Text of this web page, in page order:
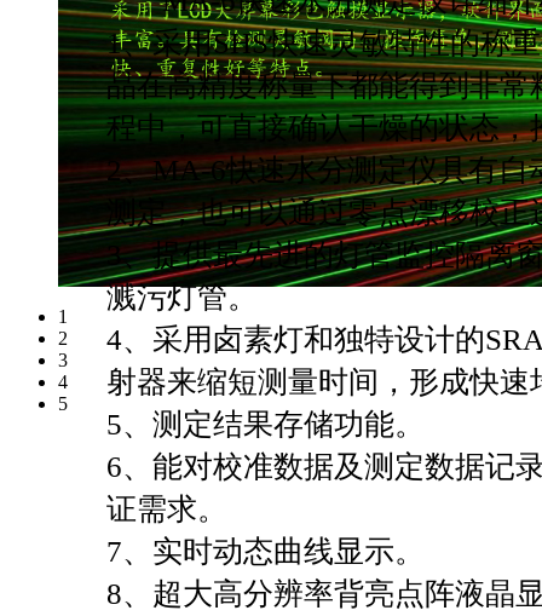
1
2
3
4
5
1、采用SHS快速灵敏特性的称
品在高精度称量下都能得到非
程中，可直接确认干燥的状态，
2、MA-6快速水分测定仪具有
测定，也可以通过零点漂移校正
3、提供最先进的灯管监控隔离
溅污灯管。
4、采用卤素灯和独特设计的
射器来缩短测量时间，形成快速
5、测定结果存储功能。
6、能对校准数据及测定数据记
证需求。
7、实时动态曲线显示。
8、超大高分辨率背亮点阵液晶